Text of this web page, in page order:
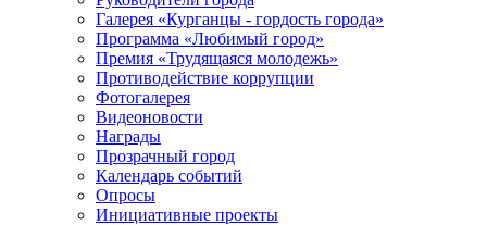
Галерея «Курганцы - гордость города»
Программа «Любимый город»
Премия «Трудящаяся молодежь»
Противодействие коррупции
Фотогалерея
Видеоновости
Награды
Прозрачный город
Календарь событий
Опросы
Инициативные проекты